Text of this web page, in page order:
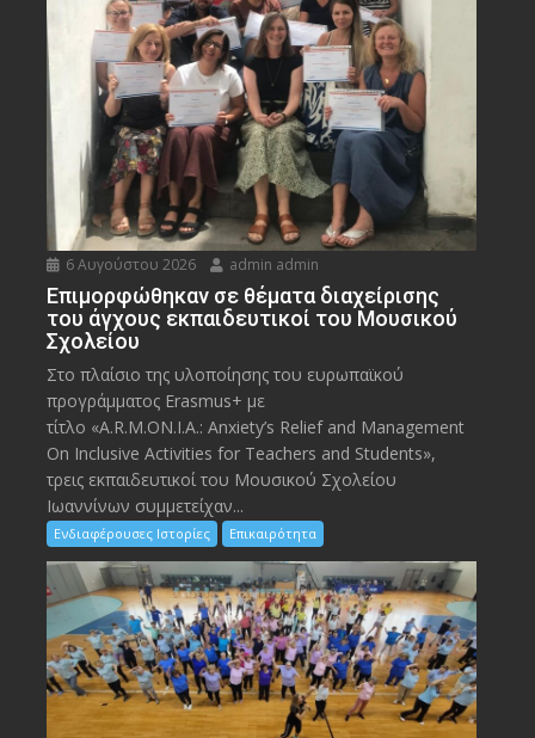
6 Αυγούστου 2026 admin admin
Eπιμορφώθηκαν σε θέματα διαχείρισης
του άγχους εκπαιδευτικοί του Μουσικού
Σχολείου
Στο πλαίσιο της υλοποίησης του ευρωπαϊκού
προγράμματος Erasmus+ με
τίτλο «A.R.M.ON.I.A.: Anxiety’s Relief and Management
On Inclusive Activities for Teachers and Students»,
τρεις εκπαιδευτικοί του Μουσικού Σχολείου
Ιωαννίνων συμμετείχαν...
Ενδιαφέρουσες Ιστορίες Επικαιρότητα